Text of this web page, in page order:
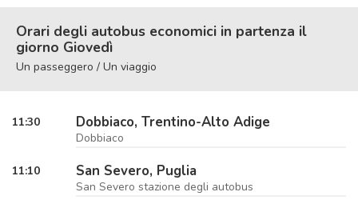
Orari degli autobus economici in partenza il
giorno Giovedì
Un passeggero / Un viaggio
11:30 Dobbiaco, Trentino-Alto Adige
Dobbiaco
11:10 San Severo, Puglia
San Severo stazione degli autobus